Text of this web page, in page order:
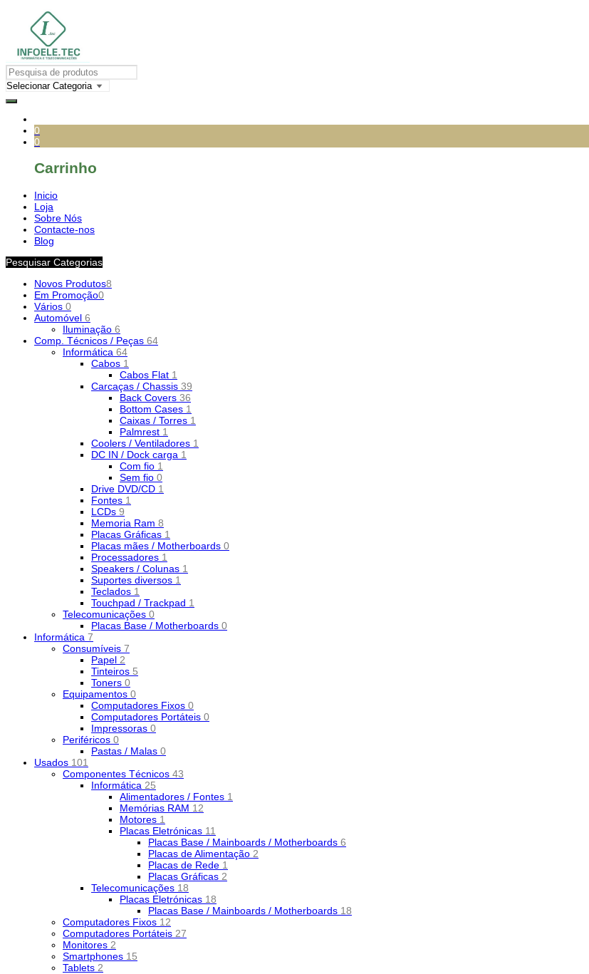
0
0
Carrinho
Inicio
Loja
Sobre Nós
Contacte-nos
Blog
Pesquisar Categorias
Novos Produtos8
Em Promoção0
Vários 0
Automóvel 6
Iluminação 6
Comp. Técnicos / Peças 64
Informática 64
Cabos 1
Cabos Flat 1
Carcaças / Chassis 39
Back Covers 36
Bottom Cases 1
Caixas / Torres 1
Palmrest 1
Coolers / Ventiladores 1
DC IN / Dock carga 1
Com fio 1
Sem fio 0
Drive DVD/CD 1
Fontes 1
LCDs 9
Memoria Ram 8
Placas Gráficas 1
Placas mães / Motherboards 0
Processadores 1
Speakers / Colunas 1
Suportes diversos 1
Teclados 1
Touchpad / Trackpad 1
Telecomunicações 0
Placas Base / Motherboards 0
Informática 7
Consumíveis 7
Papel 2
Tinteiros 5
Toners 0
Equipamentos 0
Computadores Fixos 0
Computadores Portáteis 0
Impressoras 0
Periféricos 0
Pastas / Malas 0
Usados 101
Componentes Técnicos 43
Informática 25
Alimentadores / Fontes 1
Memórias RAM 12
Motores 1
Placas Eletrónicas 11
Placas Base / Mainboards / Motherboards 6
Placas de Alimentação 2
Placas de Rede 1
Placas Gráficas 2
Telecomunicações 18
Placas Eletrónicas 18
Placas Base / Mainboards / Motherboards 18
Computadores Fixos 12
Computadores Portáteis 27
Monitores 2
Smartphones 15
Tablets 2